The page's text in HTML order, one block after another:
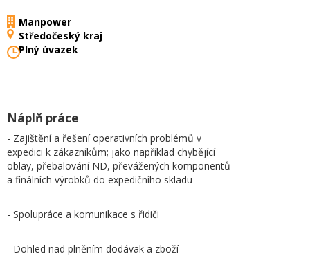
Manpower
Středočeský kraj
Plný úvazek
Náplň práce
- Zajištění a řešení operativních problémů v
expedici k zákazníkům; jako například chybějící
oblay, přebalování ND, převážených komponentů
a finálních výrobků do expedičního skladu
- Spolupráce a komunikace s řidiči
- Dohled nad plněním dodávak a zboží